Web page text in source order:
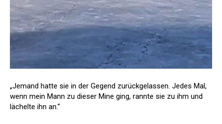
„Jemand hatte sie in der Gegend zurückgelassen. Jedes Mal,
wenn mein Mann zu dieser Mine ging, rannte sie zu ihm und
lächelte ihn an.“